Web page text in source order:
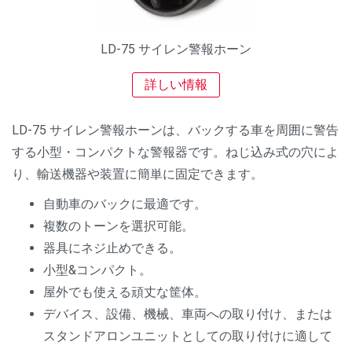
LD-75 サイレン警報ホーン
詳しい情報
LD-75 サイレン警報ホーンは、バックする車を周囲に警告
する小型・コンパクトな警報器です。ねじ込み式の穴によ
り、輸送機器や装置に簡単に固定できます。
自動車のバックに最適です。
複数のトーンを選択可能。
器具にネジ止めできる。
小型&コンパクト。
屋外でも使える頑丈な筐体。
デバイス、設備、機械、車両への取り付け、または
スタンドアロンユニットとしての取り付けに適して